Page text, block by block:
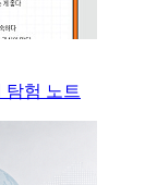
탐험 노트